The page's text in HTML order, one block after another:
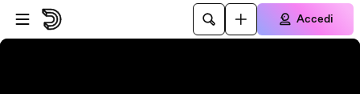
Vai al lettore
Passa al contenuto principale
Accedi